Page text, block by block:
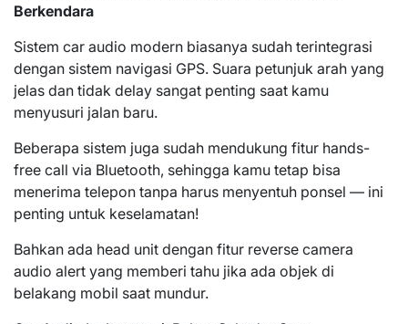
Berkendara
Sistem car audio modern biasanya sudah terintegrasi
dengan sistem navigasi GPS. Suara petunjuk arah yang
jelas dan tidak delay sangat penting saat kamu
menyusuri jalan baru.
Beberapa sistem juga sudah mendukung fitur hands-
free call via Bluetooth, sehingga kamu tetap bisa
menerima telepon tanpa harus menyentuh ponsel — ini
penting untuk keselamatan!
Bahkan ada head unit dengan fitur reverse camera
audio alert yang memberi tahu jika ada objek di
belakang mobil saat mundur.